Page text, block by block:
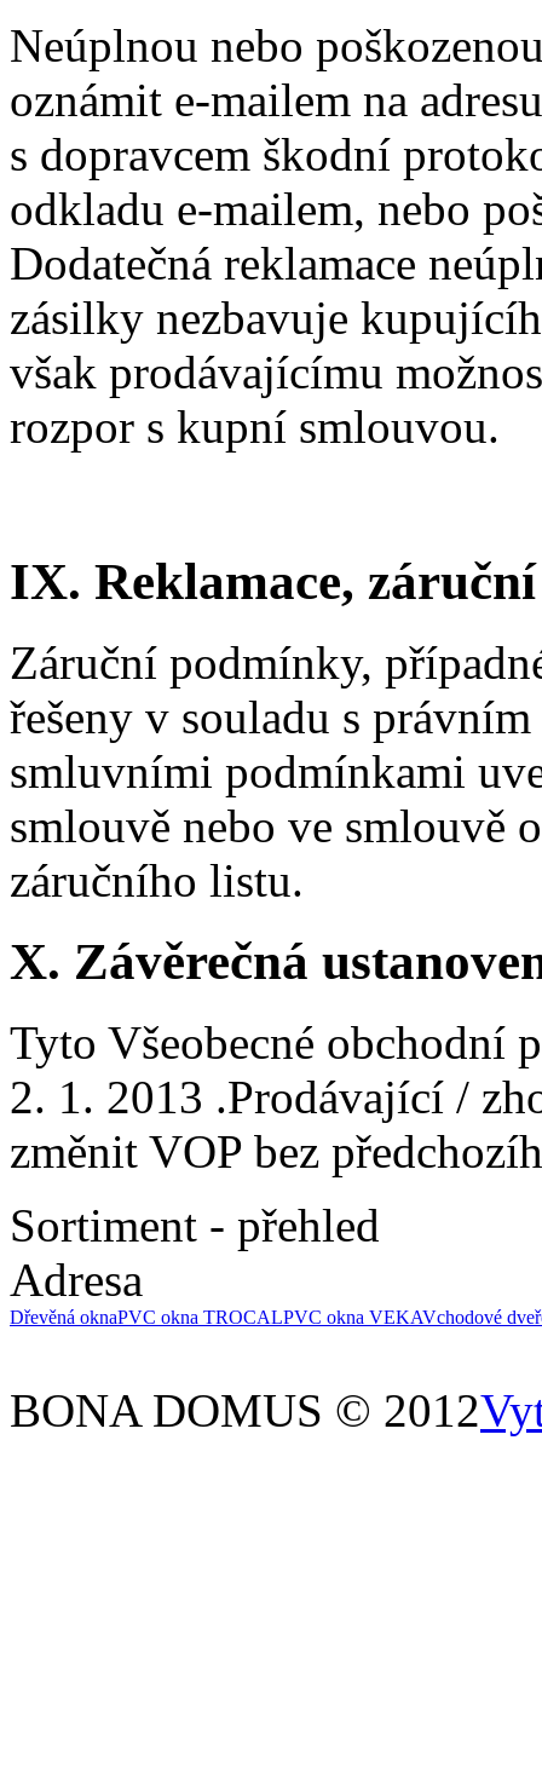
Neúplnou nebo
oznámit e-mailem na
s dopravcem škodní
odkladu e-mailem, nebo
Dodatečná reklamace
zásilky nezbavuje
však prodávajícímu
rozpor s kupní smlouvou.
IX. Reklamace,
Záruční podmínky,
řešeny v souladu s
smluvními podmínkami
smlouvě nebo ve smlouvě
záručního listu.
X. Závěrečná
Tyto Všeobecné obchodní
2. 1. 2013 .Prodávající /
změnit VOP bez
Sortiment - přehled
Adresa
Dřevěná oknaPVC okna TROCALPVC okna VEKAVchodové
BONA DOMUS © 2012